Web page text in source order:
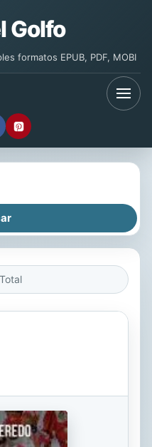
Golfo
formatos EPUB, PDF, MOBI